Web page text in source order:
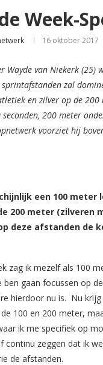
Week-
16 oktober 2017
Wayde van Niekerk
zal
en zilver op de
200 meter
voorziet hij
een 100 meter
200 meter (zilveren
deze afstanden de
zag ik mezelf als 100
gaan focussen op
hierdoor nu is. Nu
100 en 200 meter,
ik me specifiek op
continu zeggen dat ik
de afstanden.